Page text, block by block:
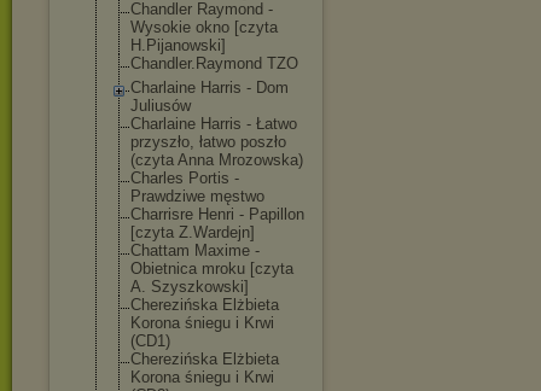
Chandler Raymond -
Wysokie okno [czyta
H.Pijanowski]
Chandler.Raymond TZO
Charlaine Harris - Dom
Juliusów
Charlaine Harris - Łatwo
przyszło, łatwo poszło
(czyta Anna Mrozowska)
Charles Portis -
Prawdziwe męstwo
Charrisre Henri - Papillon
[czyta Z.Wardejn]
Chattam Maxime -
Obietnica mroku [czyta
A. Szyszkowski]
Cherezińska Elżbieta
Korona śniegu i Krwi
(CD1)
Cherezińska Elżbieta
Korona śniegu i Krwi